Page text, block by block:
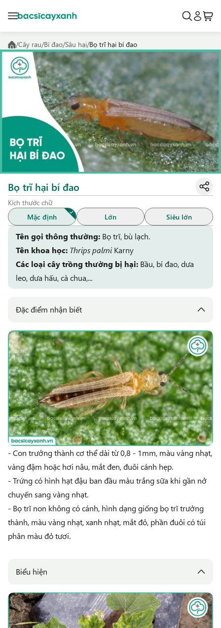
/Cây rau/Bí đao/Sâu hại/Bọ trĩ hại bí đao
Bọ trĩ hại bí đao
Kích thước chữ
Mặc định
Lớn Siêu lớn
Tên gọi thông thường: Bọ trĩ, bù lạch.
Tên khoa học: Thrips palmi Karny
Các loại cây trồng thường bị hại: Bầu, bí đao, dưa
leo, dưa hấu, cà chua,...
Đặc điểm nhận biết
- Con trưởng thành cơ thể dài từ 0,8 - 1mm, màu vàng nhạt,
vàng đậm hoặc hơi nâu, mắt đen, đuôi cánh hẹp.
- Trứng có hình hạt đậu ban đầu màu trắng sữa khi gần nở
chuyến sang vàng nhạt.
- Bọ trĩ non không có cánh, hình dạng giống bọ trĩ trưởng
thành, màu vàng nhạt, xanh nhạt, mắt đỏ, phần đuôi có túi
phân màu đỏ tươi.
Biểu hiện